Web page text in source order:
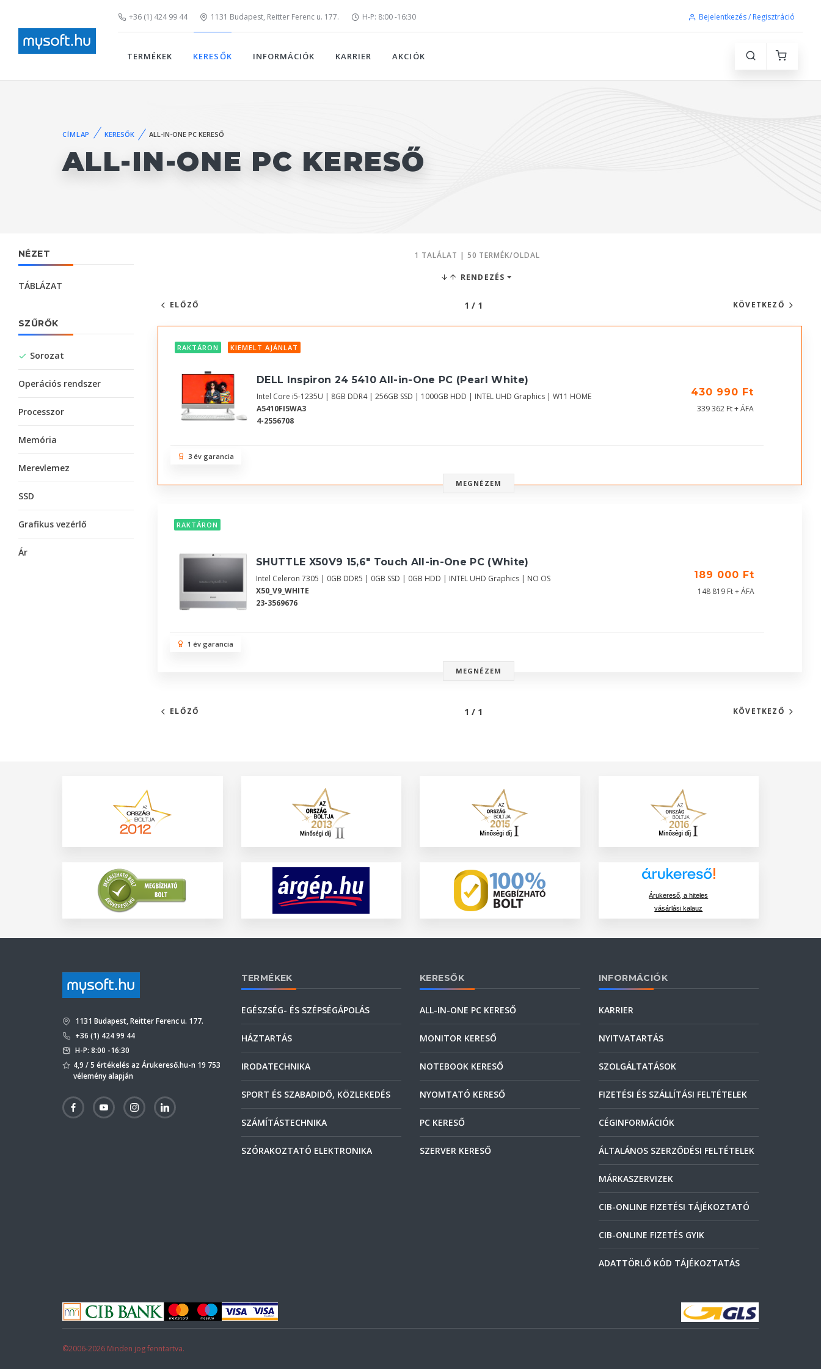
+36 (1) 424 99 44 1131 Budapest, Reitter Ferenc u. 177. H-P: 8:00 -16:30 Bejelentkezés / Regisztráció
TERMÉKEK KERESŐK INFORMÁCIÓK KARRIER AKCIÓK
CÍMLAP KERESŐK ALL-IN-ONE PC KERESŐ
ALL-IN-ONE PC KERESŐ
NÉZET
TÁBLÁZAT
SZŰRŐK
Sorozat
Operációs rendszer
Processzor
Memória
Merevlemez
SSD
Grafikus vezérlő
Ár
1 TALÁLAT | 50 TERMÉK/OLDAL
RENDEZÉS
ELŐZŐ 1 / 1 KÖVETKEZŐ
RAKTÁRON KIEMELT AJÁNLAT
DELL Inspiron 24 5410 All-in-One PC (Pearl White)
Intel Core i5-1235U | 8GB DDR4 | 256GB SSD | 1000GB HDD | INTEL UHD Graphics | W11 HOME
A5410FI5WA3
4-2556708
430 990 Ft
339 362 Ft + ÁFA
3 év garancia
MEGNÉZEM
RAKTÁRON
SHUTTLE X50V9 15,6" Touch All-in-One PC (White)
Intel Celeron 7305 | 0GB DDR5 | 0GB SSD | 0GB HDD | INTEL UHD Graphics | NO OS
X50_V9_WHITE
23-3569676
189 000 Ft
148 819 Ft + ÁFA
1 év garancia
MEGNÉZEM
ELŐZŐ 1 / 1 KÖVETKEZŐ
Árukereső, a hiteles
vásárlási kalauz
1131 Budapest, Reitter Ferenc u. 177.
+36 (1) 424 99 44
H-P: 8:00 -16:30
4,9 / 5 értékelés az Árukereső.hu-n 19 753
vélemény alapján
TERMÉKEK
EGÉSZSÉG- ÉS SZÉPSÉGÁPOLÁS
HÁZTARTÁS
IRODATECHNIKA
SPORT ÉS SZABADIDŐ, KÖZLEKEDÉS
SZÁMÍTÁSTECHNIKA
SZÓRAKOZTATÓ ELEKTRONIKA
KERESŐK
ALL-IN-ONE PC KERESŐ
MONITOR KERESŐ
NOTEBOOK KERESŐ
NYOMTATÓ KERESŐ
PC KERESŐ
SZERVER KERESŐ
INFORMÁCIÓK
KARRIER
NYITVATARTÁS
SZOLGÁLTATÁSOK
FIZETÉSI ÉS SZÁLLÍTÁSI FELTÉTELEK
CÉGINFORMÁCIÓK
ÁLTALÁNOS SZERZŐDÉSI FELTÉTELEK
MÁRKASZERVIZEK
CIB-ONLINE FIZETÉSI TÁJÉKOZTATÓ
CIB-ONLINE FIZETÉS GYIK
ADATTÖRLŐ KÓD TÁJÉKOZTATÁS
©2006-2026 Minden jog fenntartva.